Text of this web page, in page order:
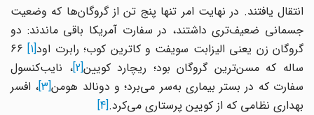
انتقال یافتند. در نهایت امر تنها پنج تن از گروگان‌ها که وضعیت
جسمانی ضعیف‌تری داشتند، در سفارت آمریکا باقی ماندند: دو
گروگان زن یعنی الیزابت سویفت و کاترین کوب؛ رابرت اود[1]
۶۶
ساله که مسن‌ترین گروگان بود؛ ریچارد کویین[2] ، نایب‌کنسول
سفارت که در بستر بیماری به‌سر می‌برد؛ و دونالد هومن[3] ، افسر
بهداری نظامی که از کویین پرستاری می‌کرد.[4]